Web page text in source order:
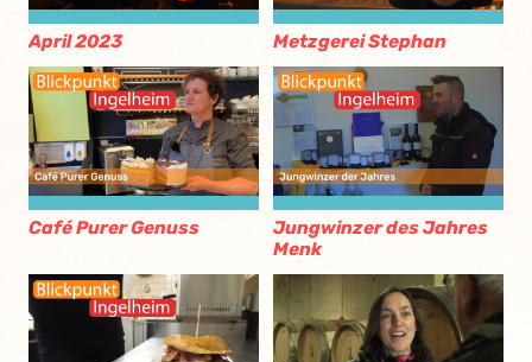
April 2023 Metzgerei Stephan
Café Purer Genuss
Jungwinzer des Jahres
Menk